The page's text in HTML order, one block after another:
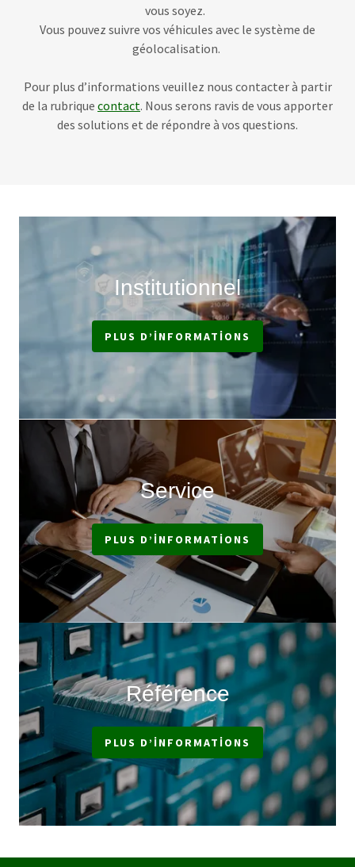
vous soyez.
Vous pouvez suivre vos véhicules avec le système de
géolocalisation.
Pour plus d’informations veuillez nous contacter à partir
de la rubrique contact. Nous serons ravis de vous apporter
des solutions et de répondre à vos questions.
Institutionnel
PLUS D’INFORMATIONS
Service
PLUS D’INFORMATIONS
Référence
PLUS D’INFORMATIONS